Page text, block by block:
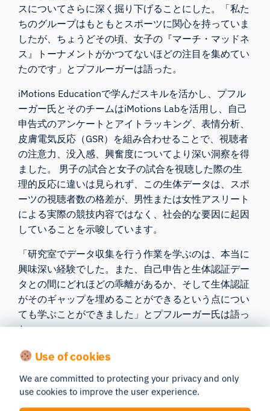
スについてさらに深く掘り下げることにした。「私た
ちのグループはもともとスポーツに関心を持っていま
したが、ちょうどその頃、女子の『マーチ・マッドネ
ス』トーナメントがかつてないほどの注目を集めてい
たのです」とプフルーガーは語った。
iMotions Educationで学んだスキルを活かし、プフル
ーガー氏とそのチームはiMotions Labを活用し、自己
申告式のアンケートと アイトラッキング 、表情分析
皮膚電気反応（GSR） を組み合わせることで、視聴者
の注意力、没入感、興奮度についてより深い洞察を得
ました。 男子の試合と女子の試合を視聴した際の生
理的反応に違いは見られず、この生体データは、スポ
ーツの視聴者数の格差が、男性または女性アスリート
による実際の競技内容ではなく、社会的な要因に起因
していることを示唆しています。
「研究室でデータ収集を行う作業を学ぶのは、本当に
興味深い経験でした。また、自己申告と生体認証デー
タとの間にどれほどの乖離があるか、そして生体認証
がそのギャップを埋めることができるという点につい
ても学ぶことができました」とプフルーガー氏は語っ
た。
Use of cookies
We are committed to protecting your privacy and only
use cookies to improve the user experience.